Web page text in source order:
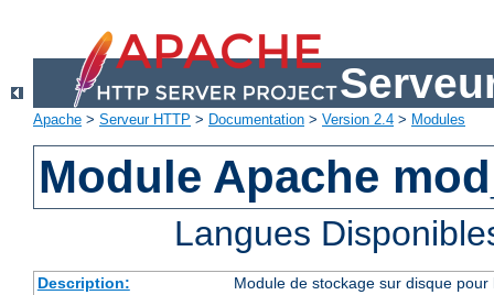
Apache > Serveur HTTP > Documentation > Version 2.4 > Modules
Module Apache
Langues
Description:
Module de stockage sur disque